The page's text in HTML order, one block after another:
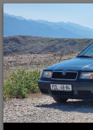
Po - Pá 9:00 - 17:00
Úvod Výfuky Sériové výfuky
Yeti 1.4 TSI